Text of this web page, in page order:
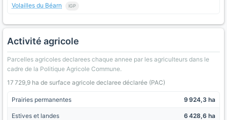
Volailles du Béarn IGP
Activité agricole
Parcelles agricoles declarees chaque annee par les agriculteurs dans le
cadre de la Politique Agricole Commune.
17 729,9 ha de surface agricole declaree déclarée (PAC)
Prairies permanentes 9 924,3 ha
Estives et landes 6 428,6 ha